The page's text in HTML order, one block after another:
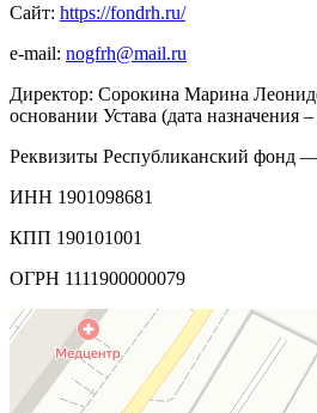
Сайт: https://fondrh.ru/
e-mail: nogfrh@mail.ru
Директор: Сорокина Марина
основании Устава (дата назначения
Реквизиты Республиканский
ИНН 1901098681
КПП 190101001
ОГРН 1111900000079